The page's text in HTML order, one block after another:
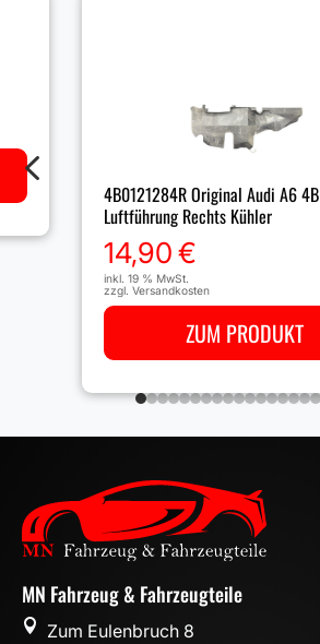
4B0121284R Original Audi A6 4B
Luftführung Rechts Kühler
14,90€
inkl. 19 % MwSt.
zzgl. Versandkosten
ZUM PRODUKT
4
MN Fahrzeug & Fahrzeugteile

Zum Eulenbruch 8